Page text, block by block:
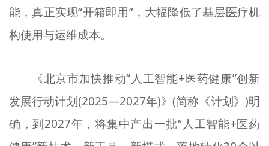
能，真正实现“开箱即用”，大幅降低了基层医疗机
构使用与运维成本。
《北京市加快推动“人工智能+医药健康”创新
发展行动计划(2025—2027年)》(简称《计划》)明
确，到2027年，将集中产出一批“人工智能+医药